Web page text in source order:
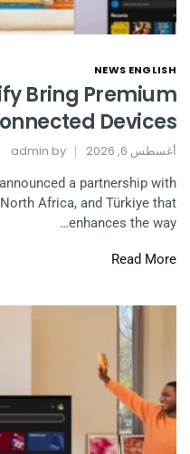
NEWS ENGLISH
Bring Premium
Devices
أغسطس 6, 2026 admin
a partnership with
Africa, and Türkiye that
enhances the way…
Read More